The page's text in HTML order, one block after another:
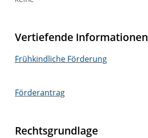
Vertiefende Informationen
Frühkindliche Förderung
Förderantrag
Rechtsgrundlage